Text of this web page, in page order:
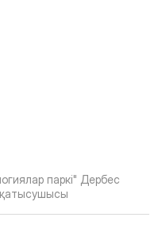
паркі" Дербес
қатысушысы